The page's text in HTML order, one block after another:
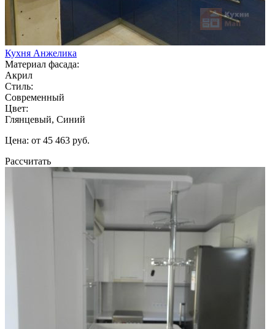
Кухня Анжелика
Материал фасада:
Акрил
Стиль:
Современный
Цвет:
Глянцевый, Синий
Цена: от 45 463 руб.
Рассчитать